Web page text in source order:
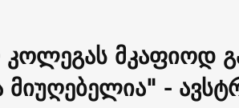
მკაფიოდ
-